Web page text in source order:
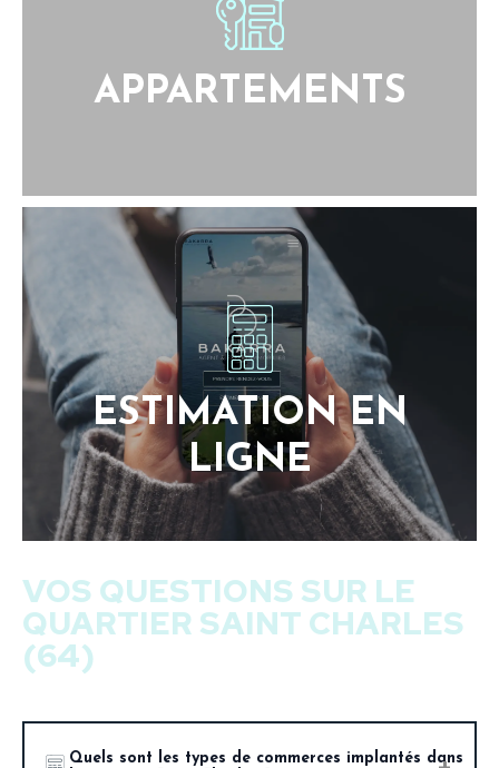
APPARTEMENTS
ESTIMATION EN
LIGNE
VOS QUESTIONS SUR LE
QUARTIER SAINT CHARLES
(64)
Quels sont les types de commerces implantés dans